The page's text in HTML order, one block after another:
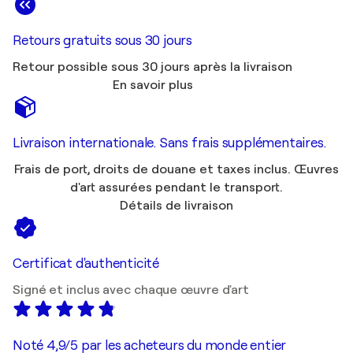
Retours gratuits sous 30 jours
Retour possible sous 30 jours après la livraison
En savoir plus
Livraison internationale. Sans frais supplémentaires.
Frais de port, droits de douane et taxes inclus. Œuvres
d'art assurées pendant le transport.
Détails de livraison
Certificat d'authenticité
Signé et inclus avec chaque œuvre d'art
Noté 4,9/5 par les acheteurs du monde entier